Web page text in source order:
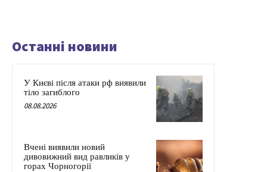
Останні новини
У Києві після атаки рф виявили
тіло загиблого
08.08.2026
Вчені виявили новий
дивовижний вид равликів у
горах Чорногорії